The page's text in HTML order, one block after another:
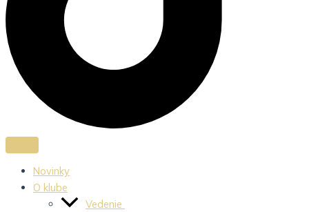
Novinky
O klube
Vedenie